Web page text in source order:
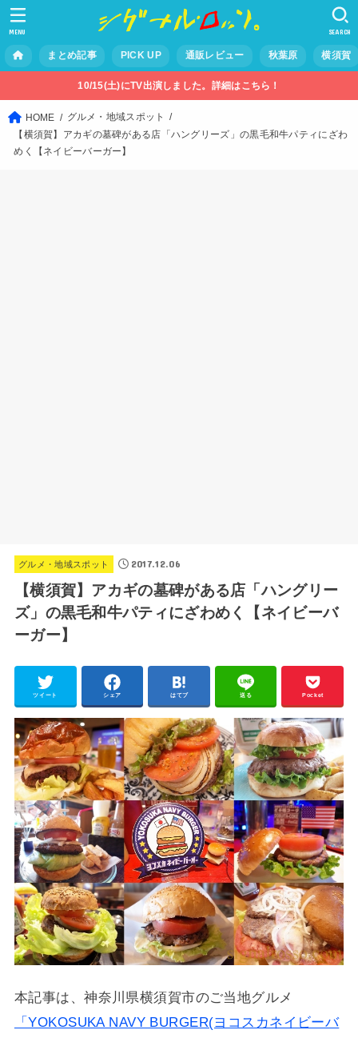
まとめ記事 PICK UP 通販レビュー 秋葉原 横須賀
SEARCH
MENU
10/15(土)にTV出演しました。詳細はこちら！
HOME
グルメ・地域スポット
【横須賀】アカギの墓碑がある店「ハングリーズ」の黒毛和牛パティにざわ
めく【ネイビーバーガー】
グルメ・地域スポット 2017.12.06
【横須賀】アカギの墓碑がある店「ハングリー
ズ」の黒毛和牛パティにざわめく【ネイビーバ
ーガー】
ツイート シェア はてブ 送る Pocket
本記事は、神奈川県横須賀市のご当地グルメ
「YOKOSUKA NAVY BURGER(ヨコスカネイビーバ